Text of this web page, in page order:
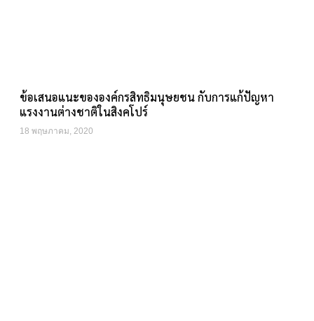
ข้อเสนอแนะขององค์กรสิทธิมนุษยชน กับการแก้ปัญหา
แรงงานต่างชาติในสิงคโปร์
18 พฤษภาคม, 2020